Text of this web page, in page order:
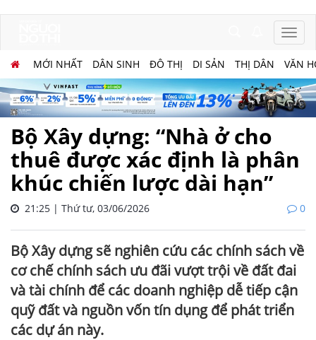
MỚI NHẤT DÂN SINH ĐÔ THỊ DI SẢN THỊ DÂN VĂN
Bộ Xây dựng: “Nhà ở cho
thuê được xác định là phân
khúc chiến lược dài hạn”
21:25 | Thứ tư, 03/06/2026 0
Bộ Xây dựng sẽ nghiên cứu các chính sách về
cơ chế chính sách ưu đãi vượt trội về đất đai
và tài chính để các doanh nghiệp dễ tiếp cận
quỹ đất và nguồn vốn tín dụng để phát triển
các dự án này.